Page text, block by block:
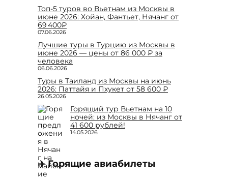
Топ-5 туров во Вьетнам из Москвы в
июне 2026: Хойан, Фантьет, Нячанг от
69 400₽
07.06.2026
Лучшие туры в Турцию из Москвы в
июне 2026 — цены от 86 000 ₽ за
человека
06.06.2026
Туры в Таиланд из Москвы на июнь
2026: Паттайя и Пхукет от 58 600 ₽
26.05.2026
Горящий тур Вьетнам на 10
ночей: из Москвы в Нячанг от
41 600 рублей!
14.05.2026
✈️ Горящие авиабилеты